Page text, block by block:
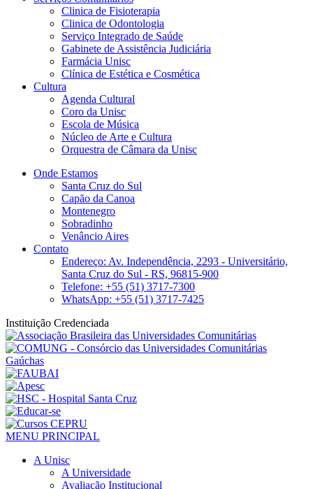
Clinica de Fisioterapia
Clinica de Odontologia
Serviço Integrado de Saúde
Gabinete de Assistência Judiciária
Farmácia Unisc
Clínica de Estética e Cosmética
Cultura
Agenda Cultural
Coro da Unisc
Escola de Música
Núcleo de Arte e Cultura
Orquestra de Câmara da Unisc
Onde Estamos
Santa Cruz do Sul
Capão da Canoa
Montenegro
Sobradinho
Venâncio Aires
Contato
Endereço: Av. Independência, 2293 - Universitário,
Santa Cruz do Sul - RS, 96815-900
Telefone: +55 (51) 3717-7300
WhatsApp: +55 (51) 3717-7425
Instituição Credenciada
MENU PRINCIPAL
A Unisc
A Universidade
Avaliação Institucional